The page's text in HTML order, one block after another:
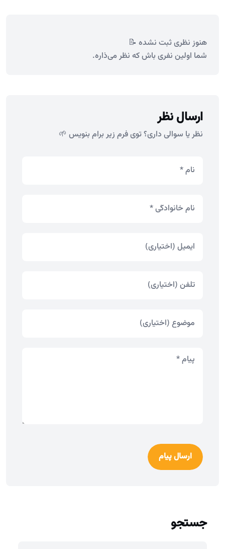
هنوز نظری ثبت نشده 📝
شما اولین نفری باش که نظر می‌ذاره.
ارسال نظر
نظر یا سوالی داری؟ توی فرم زیر برام بنویس 🌱
ارسال پیام
جستجو